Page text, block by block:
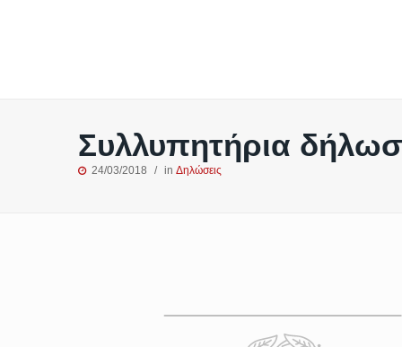
Συλλυπητήρια
24/03/2018 in Δηλώσεις